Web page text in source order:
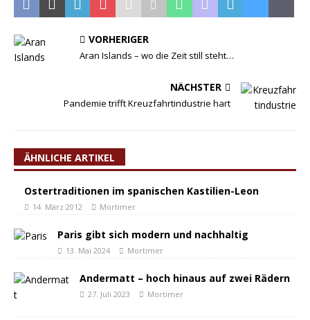
VORHERIGER
Aran Islands – wo die Zeit still steht…
NÄCHSTER
Pandemie trifft Kreuzfahrtindustrie hart
ÄHNLICHE ARTIKEL
Ostertraditionen im spanischen Kastilien-Leon
14. März 2012 Mortimer
Paris gibt sich modern und nachhaltig
13. Mai 2024 Mortimer
Andermatt – hoch hinaus auf zwei Rädern
27. Juli 2023 Mortimer